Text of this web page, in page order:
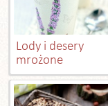
Lody i desery
mrożone